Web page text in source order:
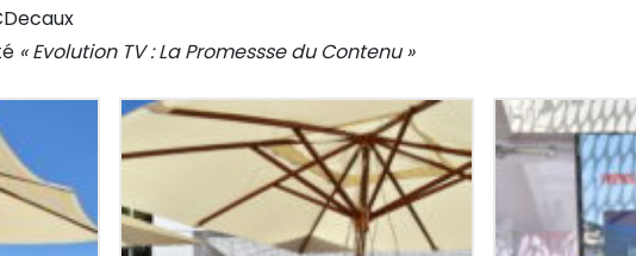
« Evolution TV : La Promessse du Contenu »